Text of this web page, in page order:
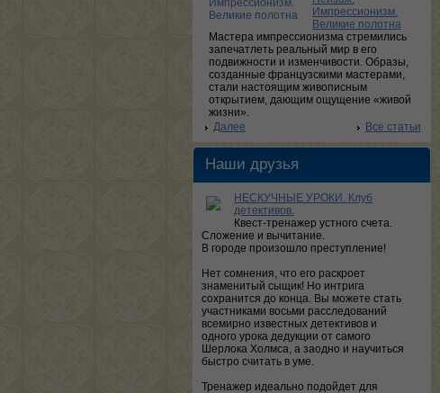
Импрессионизм.
Великие полотна
Мастера импрессионизма стремились
запечатлеть реальный мир в его
подвижности и изменчивости. Образы,
созданные французскими мастерами,
стали настоящим живописным
открытием, дающим ощущение «живой
жизни».
Далее
Все статьи
Наши друзья
НЕСКУЧНЫЕ УРОКИ. Клуб
детективов.
Квест-тренажер устного счета.
Сложение и вычитание.
В городе произошло преступление!
Нет сомнения, что его раскроет
знаменитый сыщик! Но интрига
сохранится до конца. Вы можете стать
участниками восьми расследований
всемирно известных детективов и
одного урока дедукции от самого
Шерлока Холмса, а заодно и научиться
быстро считать в уме.
Тренажер идеально подойдет для